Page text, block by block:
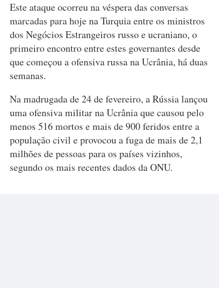
Este ataque ocorreu na véspera das conversas
marcadas para hoje na Turquia entre os ministros
dos Negócios Estrangeiros russo e ucraniano, o
primeiro encontro entre estes governantes desde
que começou a ofensiva russa na Ucrânia, há duas
semanas.
Na madrugada de 24 de fevereiro, a Rússia lançou
uma ofensiva militar na Ucrânia que causou pelo
menos 516 mortos e mais de 900 feridos entre a
população civil e provocou a fuga de mais de 2,1
milhões de pessoas para os países vizinhos,
segundo os mais recentes dados da ONU.